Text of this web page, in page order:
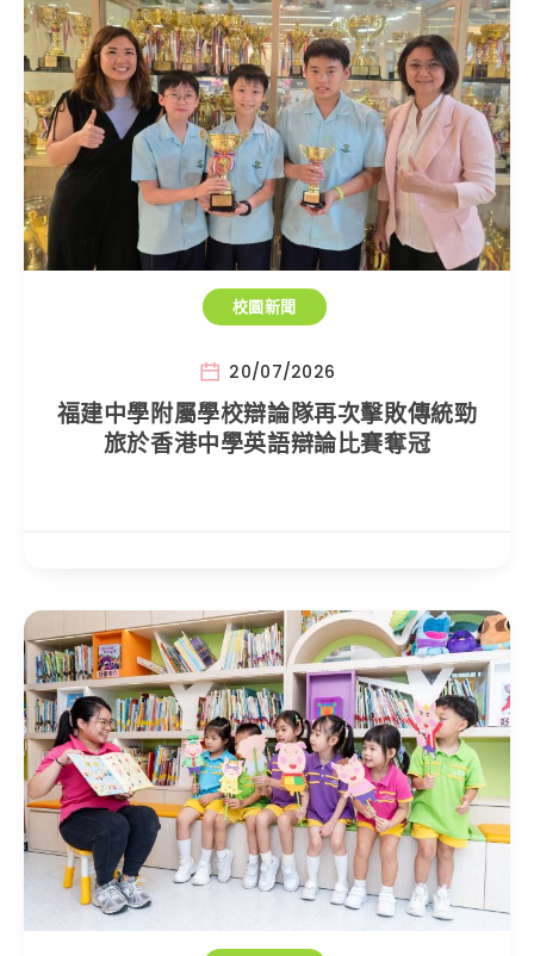
校園新聞
20/07/2026
福建中學附屬學校辯論隊再次擊敗傳統勁
旅於香港中學英語辯論比賽奪冠